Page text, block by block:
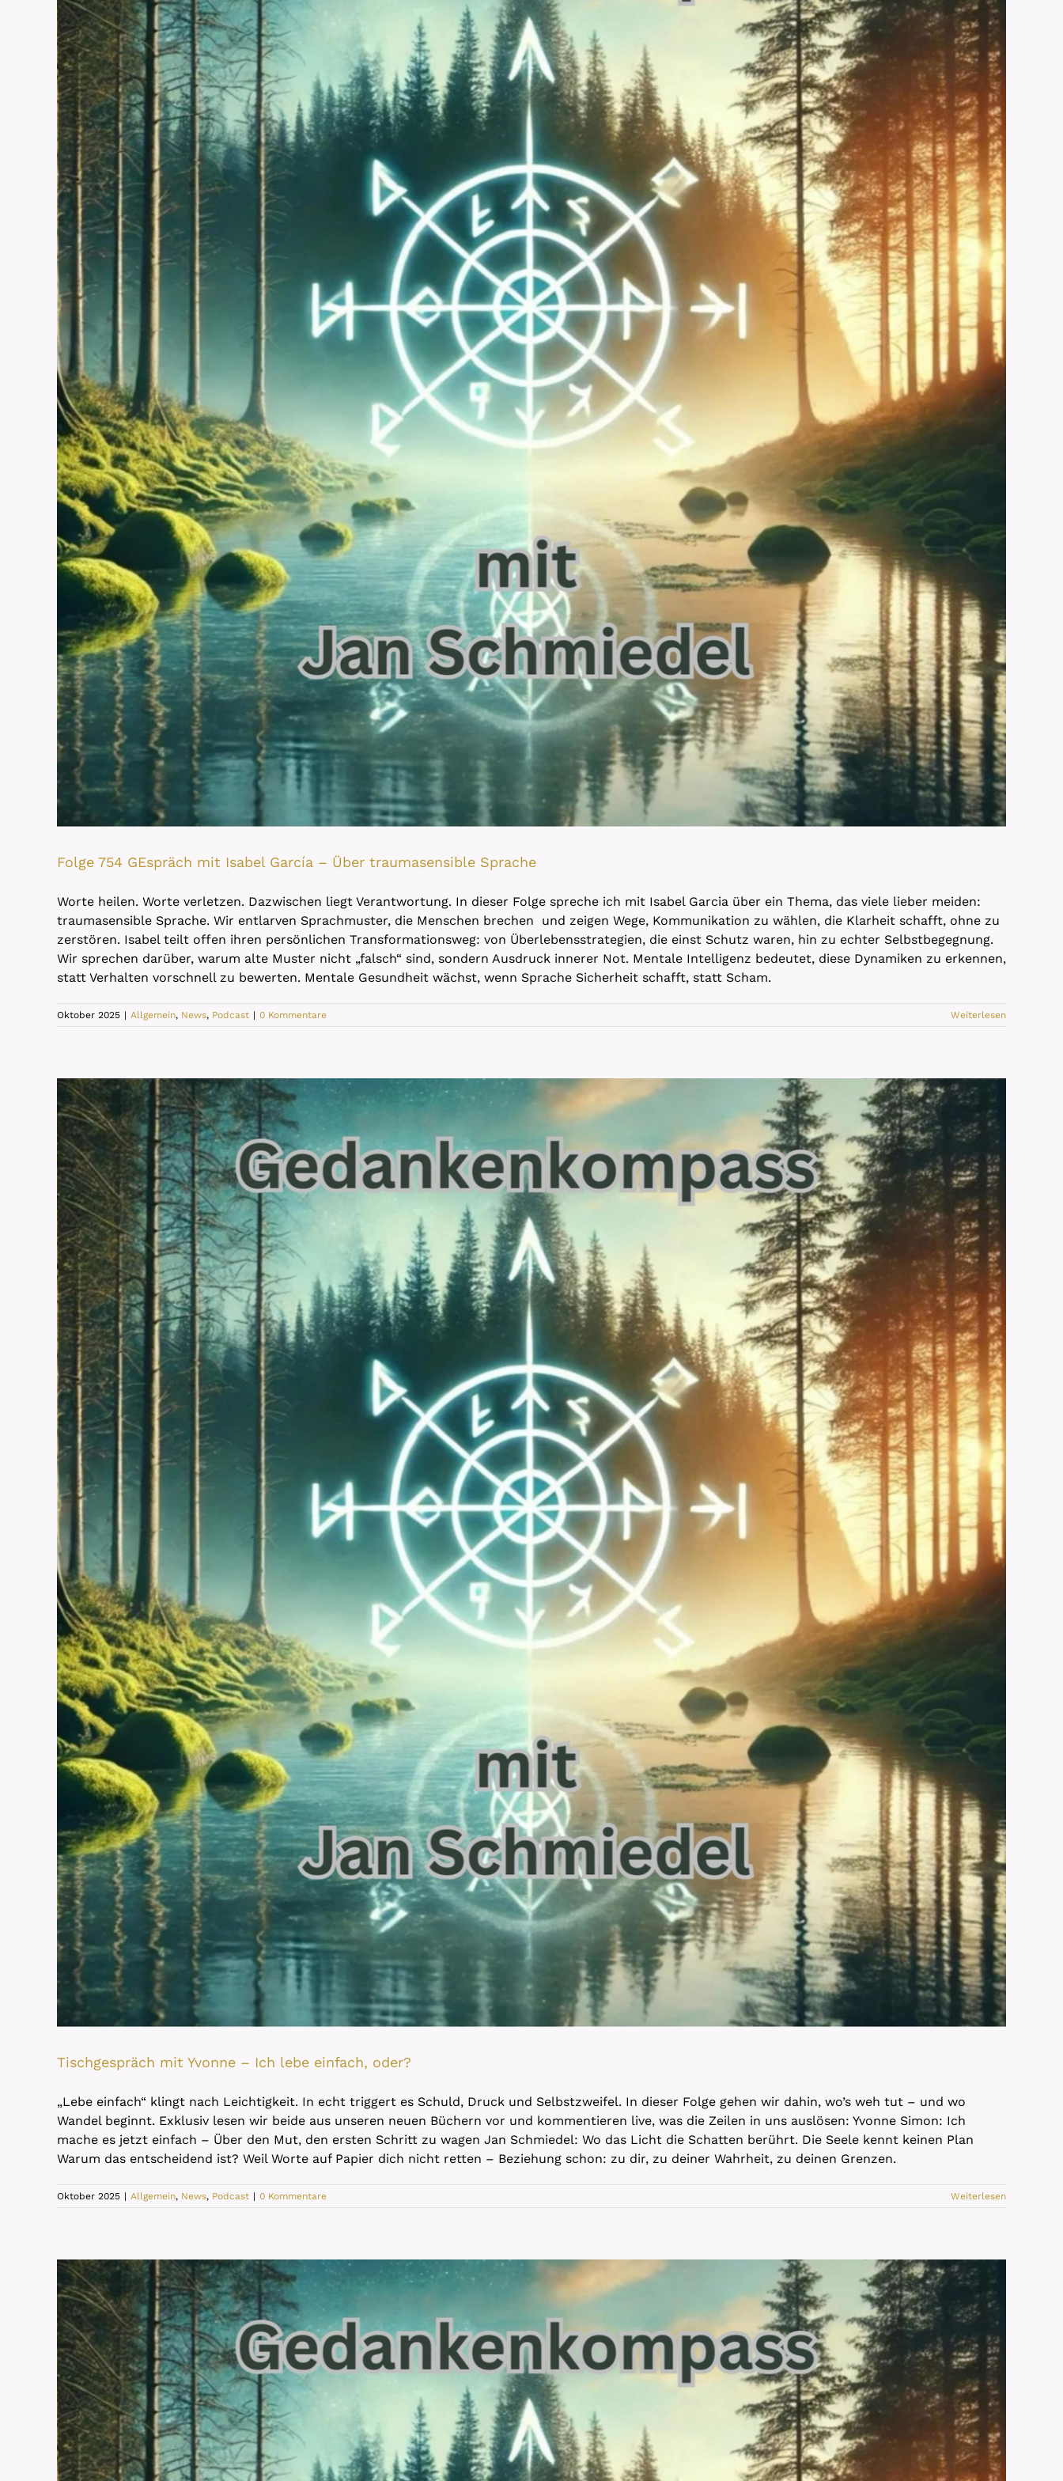
Folge 754 GEspräch mit Isabel García – Über traumasensible Sprache
Worte heilen. Worte verletzen. Dazwischen liegt Verantwortung. In dieser Folge spreche ich mit Isabel Garcia über ein Thema, das viele lieber meiden:
traumasensible Sprache. Wir entlarven Sprachmuster, die Menschen brechen und zeigen Wege, Kommunikation zu wählen, die Klarheit schafft, ohne zu
zerstören. Isabel teilt offen ihren persönlichen Transformationsweg: von Überlebensstrategien, die einst Schutz waren, hin zu echter Selbstbegegnung.
Wir sprechen darüber, warum alte Muster nicht „falsch“ sind, sondern Ausdruck innerer Not. Mentale Intelligenz bedeutet, diese Dynamiken zu erkennen,
statt Verhalten vorschnell zu bewerten. Mentale Gesundheit wächst, wenn Sprache Sicherheit schafft, statt Scham.
Oktober 2025 | Allgemein, News, Podcast | 0 Kommentare Weiterlesen
Tischgespräch mit Yvonne – Ich lebe einfach, oder?
„Lebe einfach“ klingt nach Leichtigkeit. In echt triggert es Schuld, Druck und Selbstzweifel. In dieser Folge gehen wir dahin, wo’s weh tut – und wo
Wandel beginnt. Exklusiv lesen wir beide aus unseren neuen Büchern vor und kommentieren live, was die Zeilen in uns auslösen: Yvonne Simon: Ich
mache es jetzt einfach – Über den Mut, den ersten Schritt zu wagen Jan Schmiedel: Wo das Licht die Schatten berührt. Die Seele kennt keinen Plan
Warum das entscheidend ist? Weil Worte auf Papier dich nicht retten – Beziehung schon: zu dir, zu deiner Wahrheit, zu deinen Grenzen.
Oktober 2025 | Allgemein, News, Podcast | 0 Kommentare Weiterlesen